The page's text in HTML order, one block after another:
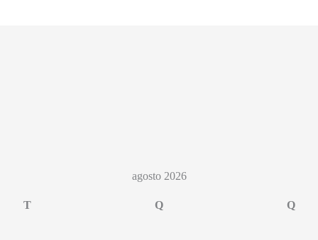
agosto 2026
T Q Q